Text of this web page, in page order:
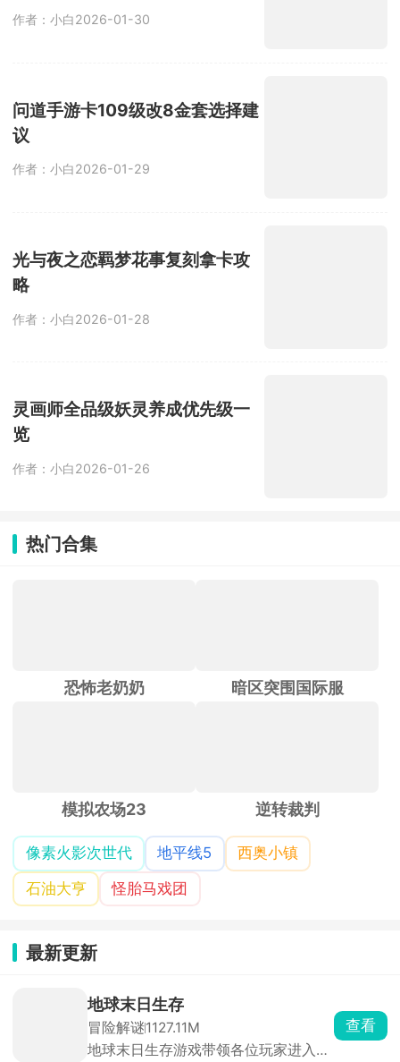
作者：小白2026-01-30
问道手游卡109级改8金套选择建
议
作者：小白2026-01-29
光与夜之恋羁梦花事复刻拿卡攻
略
作者：小白2026-01-28
灵画师全品级妖灵养成优先级一
览
作者：小白2026-01-26
热门合集
恐怖老奶奶 暗区突围国际服
模拟农场23 逆转裁判
像素火影次世代 地平线5
西奥小镇
石油大亨
怪胎马戏团
最新更新
地球末日生存
冒险解谜1127.11M
地球末日生存游戏带领各位玩家进入到
查看